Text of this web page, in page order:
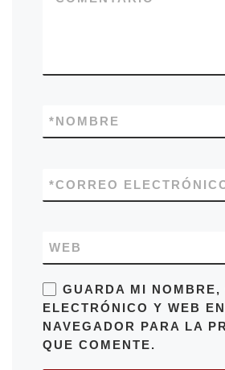
NOMBRE
*
CORREO
*
WEB
GUARDA MI NOMBRE,
ELECTRÓNICO Y WEB
NAVEGADOR PARA LA
QUE COMENTE.